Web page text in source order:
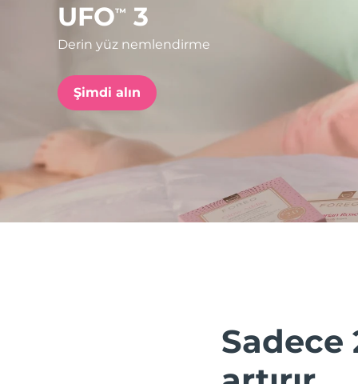
UFO™ 3
Derin yüz nemlendirme
Şimdi alın
Sadece
issa™ Teeth Whitening Set
FAQ™ Dual LED Panel
POPÜLER